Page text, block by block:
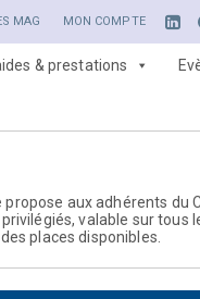
MAG MON COMPTE
& prestations
propose aux adhérents du
valable sur tous
places disponibles.